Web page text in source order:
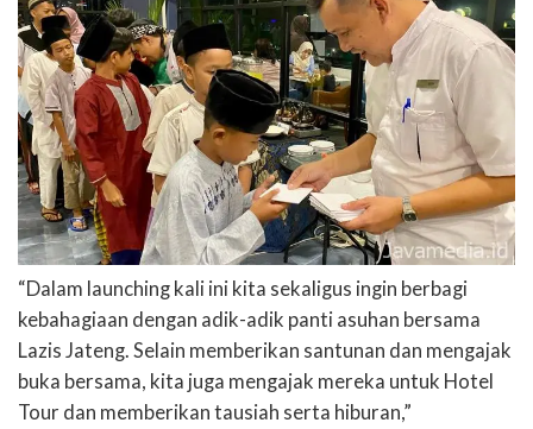
“Dalam launching kali ini kita sekaligus ingin berbagi
kebahagiaan dengan adik-adik panti asuhan bersama
Lazis Jateng. Selain memberikan santunan dan mengajak
buka bersama, kita juga mengajak mereka untuk Hotel
Tour dan memberikan tausiah serta hiburan,”